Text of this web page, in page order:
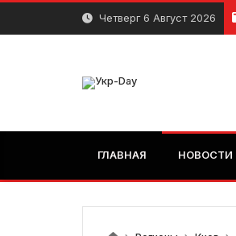
перейти
содержанию
Четверг 6 Август 2026
ГЛАВНАЯ НОВОСТИ